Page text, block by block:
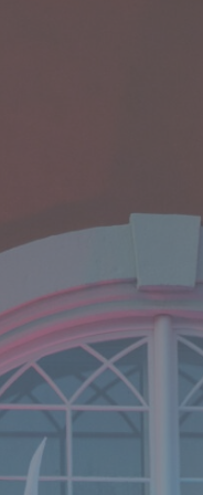
Pseudonymisierung ist die
auf welche die
Informationen nicht mehr
können, sofern diese
technischen und
die personenbezogenen
Verantwortlicher oder für die
juristische Person, Behörde,
gemeinsam mit anderen über
personenbezogenen Daten
Verarbeitung durch das
so kann der Verantwortliche
seiner Benennung nach dem
vorgesehen werden.
Auftragsverarbeiter ist eine
oder andere Stelle, die